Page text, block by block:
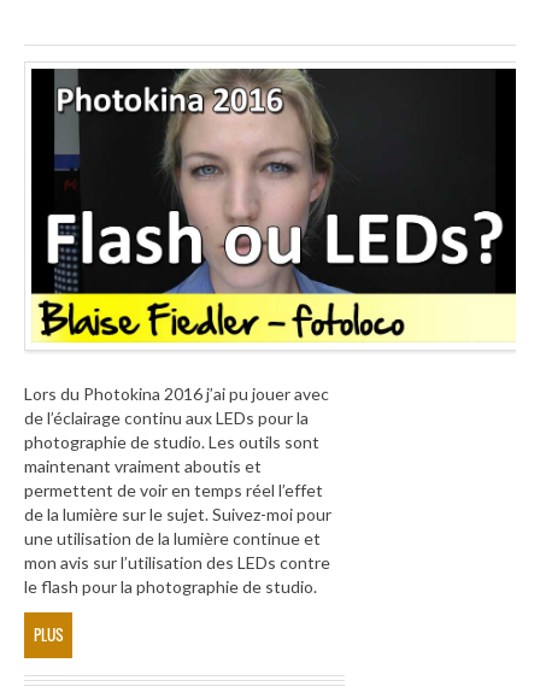
Lors du Photokina 2016 j’ai pu jouer avec
de l’éclairage continu aux LEDs pour la
photographie de studio. Les outils sont
maintenant vraiment aboutis et
permettent de voir en temps réel l’effet
de la lumière sur le sujet. Suivez-moi pour
une utilisation de la lumière continue et
mon avis sur l’utilisation des LEDs contre
le flash pour la photographie de studio.
PLUS